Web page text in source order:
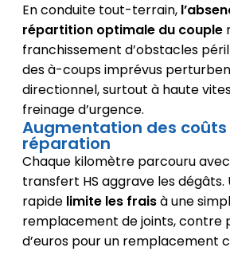
En conduite tout-terrain,
répartition optimale du couple
franchissement d’obstacles
des à-coups imprévus
directionnel, surtout à haute
freinage d’urgence.
Augmentation des coûts
réparation
Chaque kilomètre parcouru
transfert HS aggrave les
rapide limite les fraisà une
remplacement de joints, contre
d’euros pour un remplacement